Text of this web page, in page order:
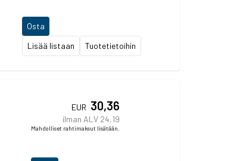
Lisää listaan Tuotetietoihin
Osta
EUR 30,36
ilman ALV 24,19
Mahdolliset rahtimaksut lisätään.